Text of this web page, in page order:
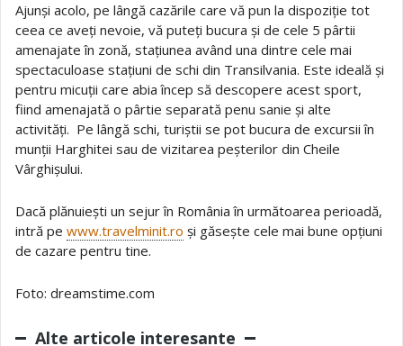
Ajunși acolo, pe lângă cazările care vă pun la dispoziție tot
ceea ce aveți nevoie, vă puteți bucura și de cele 5 pârtii
amenajate în zonă, stațiunea având una dintre cele mai
spectaculoase stațiuni de schi din Transilvania. Este ideală și
pentru micuții care abia încep să descopere acest sport,
fiind amenajată o pârtie separată penu sanie și alte
activități. Pe lângă schi, turiștii se pot bucura de excursii în
munții Harghitei sau de vizitarea peșterilor din Cheile
Vârghișului.
Dacă plănuiești un sejur în România în următoarea perioadă,
intră pe www.travelminit.ro și găsește cele mai bune opțiuni
de cazare pentru tine.
Foto: dreamstime.com
Alte articole interesante